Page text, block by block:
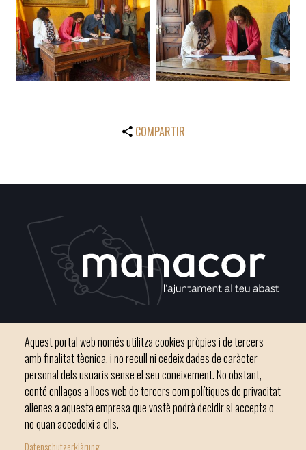
COMPARTIR
Inici Ajuntament El nostre municipi
Phone 971 84 91 00 - CIF: P0703300D
Aquest portal web només utilitza cookies pròpies i de tercers
amb finalitat tècnica, i no recull ni cedeix dades de caràcter
personal dels usuaris sense el seu coneixement. No obstant,
conté enllaços a llocs web de tercers com polítiques de privacitat
alienes a aquesta empresa que vostè podrà decidir si accepta o
no quan accedeixi a ells.
Datenschutzerklärung